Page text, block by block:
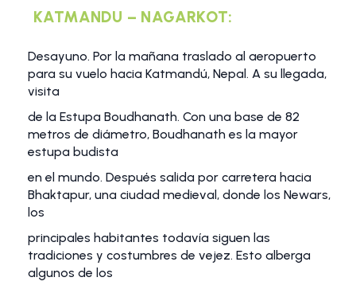
KATMANDU – NAGARKOT:
Desayuno. Por la mañana traslado al aeropuerto
para su vuelo hacia Katmandú, Nepal. A su llegada,
visita
de la Estupa Boudhanath. Con una base de 82
metros de diámetro, Boudhanath es la mayor
estupa budista
en el mundo. Después salida por carretera hacia
Bhaktapur, una ciudad medieval, donde los Newars,
los
principales habitantes todavía siguen las
tradiciones y costumbres de vejez. Esto alberga
algunos de los